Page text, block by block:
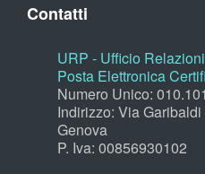
Contatti
URP - Ufficio
Posta Elettronica
Numero Unico:
Indirizzo: Via
Genova
P. Iva: 00856930102